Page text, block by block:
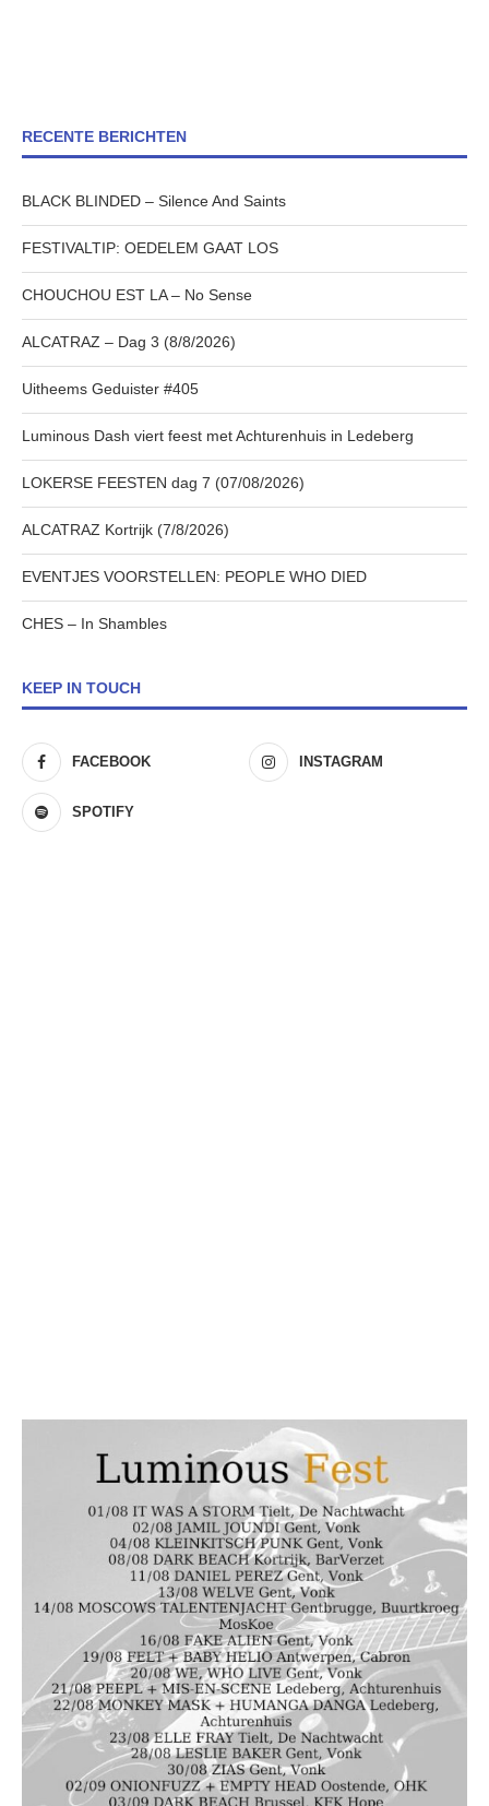
RECENTE BERICHTEN
BLACK BLINDED – Silence And Saints
FESTIVALTIP: OEDELEM GAAT LOS
CHOUCHOU EST LA – No Sense
ALCATRAZ – Dag 3 (8/8/2026)
Uitheems Geduister #405
Luminous Dash viert feest met Achturenhuis in Ledeberg
LOKERSE FEESTEN dag 7 (07/08/2026)
ALCATRAZ Kortrijk (7/8/2026)
EVENTJES VOORSTELLEN: PEOPLE WHO DIED
CHES – In Shambles
KEEP IN TOUCH
FACEBOOK INSTAGRAM
SPOTIFY